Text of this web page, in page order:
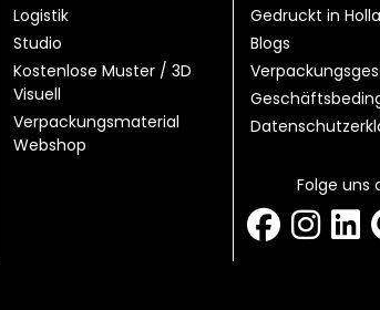
Logistik
Studio
Kostenlose Muster / 3D
Visuell
Verpackungsmaterial
Webshop
Gedruckt in
Blogs
Folge uns